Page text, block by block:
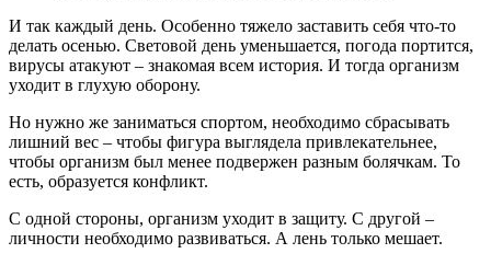
И так каждый день. Особенно тяжело заставить себя что-то
делать осенью. Световой день уменьшается, погода портится,
вирусы атакуют – знакомая всем история. И тогда организм
уходит в глухую оборону.
Но нужно же заниматься спортом, необходимо сбрасывать
лишний вес – чтобы фигура выглядела привлекательнее,
чтобы организм был менее подвержен разным болячкам. То
есть, образуется конфликт.
С одной стороны, организм уходит в защиту. С другой –
личности необходимо развиваться. А лень только мешает.